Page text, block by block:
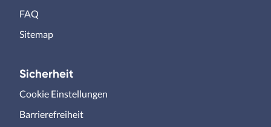
FAQ
Sitemap
Sicherheit
Cookie Einstellungen
Barrierefreiheit